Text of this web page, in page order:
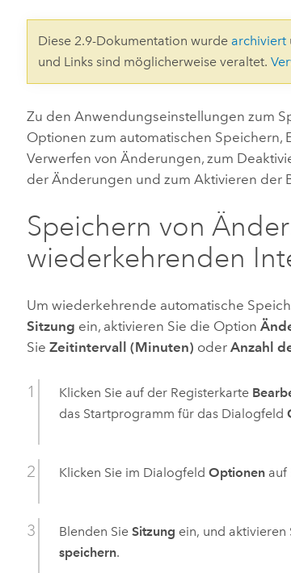
Diese 2.9-Dokumentation wurde archiviert
und Links sind möglicherweise veraltet.
Zu den Anwendungseinstellungen zum
Optionen zum automatischen
Verwerfen von Änderungen, zum
der Änderungen und zum Aktivieren der
Speichern von
wiederkehrenden
Um wiederkehrende automatische
Sitzung ein, aktivieren Sie die Option
SieZeitintervall (Minuten) oderAnzahl
Klicken Sie auf der Registerkarte
das Startprogramm für das Dialogfeld
Klicken Sie im DialogfeldOptionen auf
Blenden SieSitzung ein, und
speichern.